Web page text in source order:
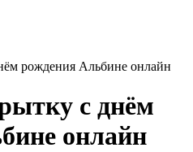
рождения Альбине онлайн
с днём
онлайн